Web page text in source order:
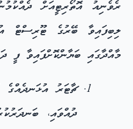
ރެވެނިއު އޮތޯރިޓީއަށް
މާއްދާގައި ބަޔާންކޮށްފައިވާ ފީ
ޗާޓަރު
ދުއްވައި،